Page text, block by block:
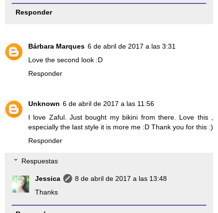
Responder
Bárbara Marques 6 de abril de 2017 a las 3:31
Love the second look :D
Responder
Unknown 6 de abril de 2017 a las 11:56
I love Zaful. Just bought my bikini from there. Love this ,
especially the last style it is more me :D Thank you for this :)
Responder
Respuestas
Jessica
8 de abril de 2017 a las 13:48
Thanks